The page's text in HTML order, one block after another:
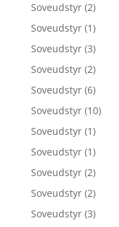
Soveudstyr (2)
Soveudstyr (1)
Soveudstyr (3)
Soveudstyr (2)
Soveudstyr (6)
Soveudstyr (10)
Soveudstyr (1)
Soveudstyr (1)
Soveudstyr (2)
Soveudstyr (2)
Soveudstyr (3)